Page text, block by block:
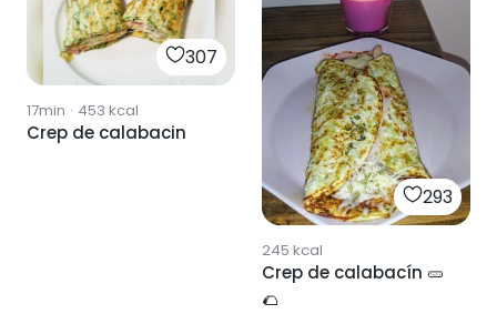
307
17min · 453 kcal
Crep de calabacin
293
245 kcal
Crep de calabacín 🥒
🌮